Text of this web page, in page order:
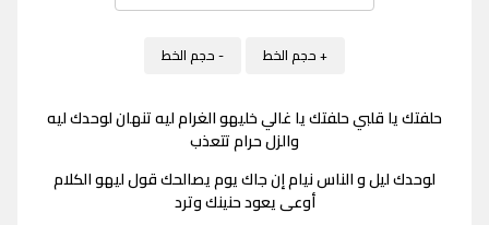
+ حجم الخط - حجم الخط
حلفتك يا قلبي حلفتك يا غالي خليهو الغرام ليه تنهان لوحدك ليه
والزل حرام تتعذب
لوحدك ليل و الناس نيام إن جاك يوم يصالحك قول ليهو الكلام
أوعى يعود حنينك وترد